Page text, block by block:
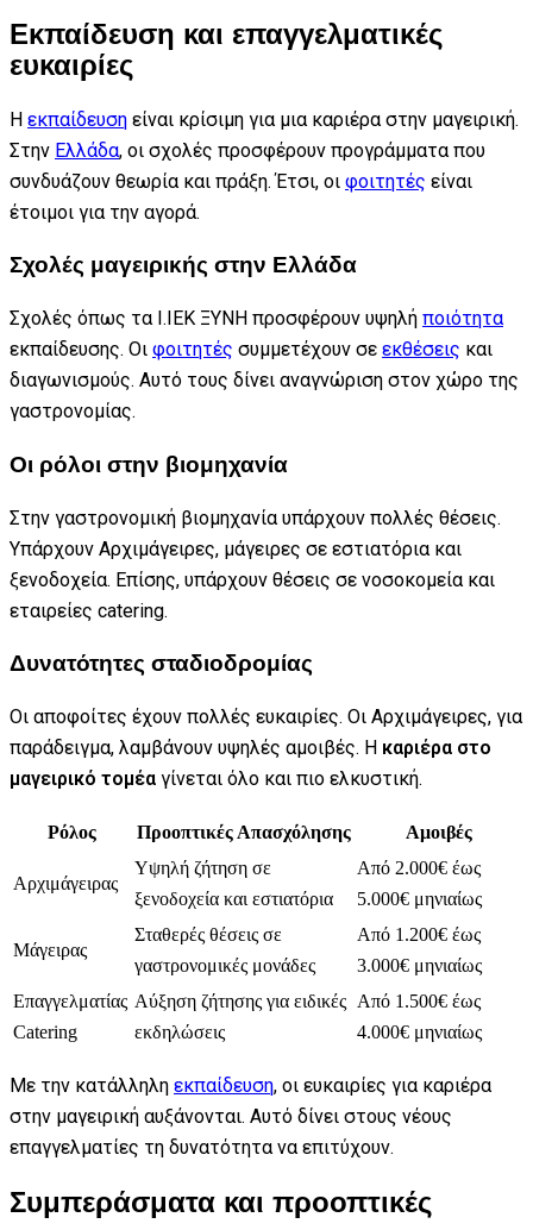
Εκπαίδευση και επαγγελματικές
ευκαιρίες
Η εκπαίδευση είναι κρίσιμη για μια καριέρα στην μαγειρική.
Στην Ελλάδα, οι σχολές προσφέρουν προγράμματα που
συνδυάζουν θεωρία και πράξη. Έτσι, οι φοιτητές είναι
έτοιμοι για την αγορά.
Σχολές μαγειρικής στην Ελλάδα
Σχολές όπως τα Ι.ΙΕΚ ΞΥΝΗ προσφέρουν υψηλή ποιότητα
εκπαίδευσης. Οι φοιτητές συμμετέχουν σε εκθέσεις και
διαγωνισμούς. Αυτό τους δίνει αναγνώριση στον χώρο της
γαστρονομίας.
Οι ρόλοι στην βιομηχανία
Στην γαστρονομική βιομηχανία υπάρχουν πολλές θέσεις.
Υπάρχουν Αρχιμάγειρες, μάγειρες σε εστιατόρια και
ξενοδοχεία. Επίσης, υπάρχουν θέσεις σε νοσοκομεία και
εταιρείες catering.
Δυνατότητες σταδιοδρομίας
Οι αποφοίτες έχουν πολλές ευκαιρίες. Οι Αρχιμάγειρες, για
παράδειγμα, λαμβάνουν υψηλές αμοιβές. Η καριέρα στο
μαγειρικό τομέα γίνεται όλο και πιο ελκυστική.
Ρόλος Προοπτικές Απασχόλησης Αμοιβές
Αρχιμάγειρας
Υψηλή ζήτηση σε
ξενοδοχεία και εστιατόρια
Από 2.000€ έως
5.000€ μηνιαίως
Μάγειρας
Σταθερές θέσεις σε
γαστρονομικές μονάδες
Από 1.200€ έως
3.000€ μηνιαίως
Επαγγελματίας
Catering
Αύξηση ζήτησης για ειδικές
εκδηλώσεις
Από 1.500€ έως
4.000€ μηνιαίως
Με την κατάλληλη εκπαίδευση, οι ευκαιρίες για καριέρα
στην μαγειρική αυξάνονται. Αυτό δίνει στους νέους
επαγγελματίες τη δυνατότητα να επιτύχουν.
Συμπεράσματα και προοπτικές